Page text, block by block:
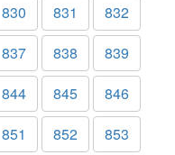
830 831
832
837 838
839
844 845
846
851 852
853